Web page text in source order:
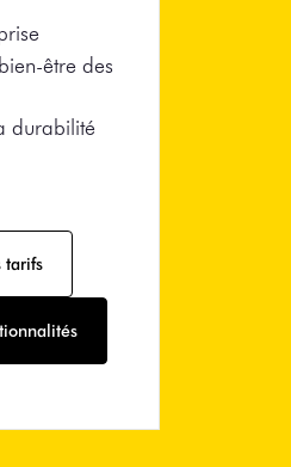
être des
durabilité
tarifs